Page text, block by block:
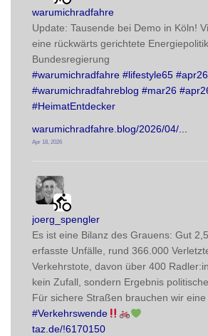
warumichradfahrepost
Update: Tausende bei Demo in Köln!
eine rückwärts gerichtete
Bundesregierung
#warumichradfahre #lifestyle65 #apr26
#warumichradfahreblog #mar26 #
#HeimatEntdecker
warumichradfahre.blog/2026/04/
Apr 18, 2026
radwegehamm avatar
joerg_spenglerpost
Es ist eine Bilanz des Grauens: Gut
erfasste Unfälle, rund 366.000
Verkehrstote, davon über 400
kein Zufall, sondern Ergebnis
#Verkehrswende
taz.de/!6170150